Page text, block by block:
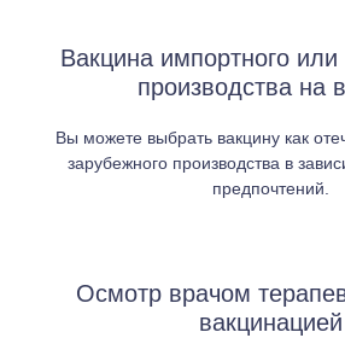
Вакцина импортного или
производства на
Вы можете выбрать вакцину как
зарубежного производства в
предпочтений.
Осмотр врачом
вакцинацией